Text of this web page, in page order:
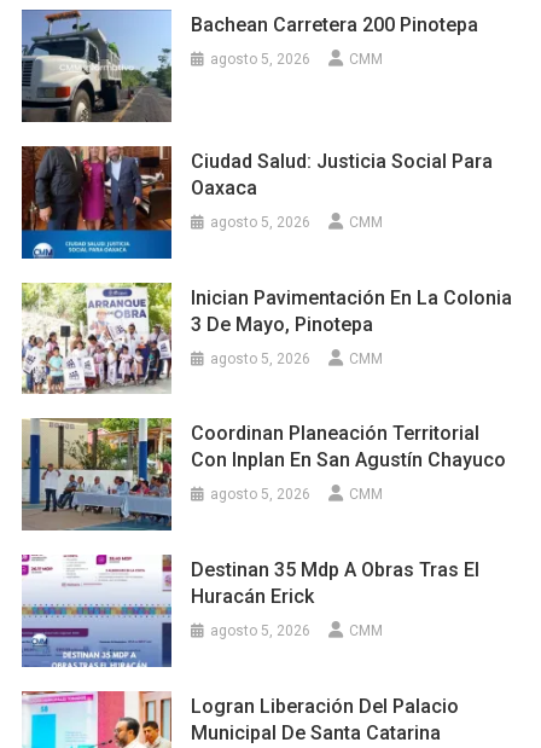
Bachean Carretera 200 Pinotepa
agosto 5, 2026 CMM
Ciudad Salud: Justicia Social Para
Oaxaca
agosto 5, 2026 CMM
Inician Pavimentación En La Colonia
3 De Mayo, Pinotepa
agosto 5, 2026 CMM
Coordinan Planeación Territorial
Con Inplan En San Agustín Chayuco
agosto 5, 2026 CMM
Destinan 35 Mdp A Obras Tras El
Huracán Erick
agosto 5, 2026 CMM
Logran Liberación Del Palacio
Municipal De Santa Catarina